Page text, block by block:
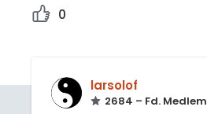
0
larsolof
2684 – Fd. Medlem